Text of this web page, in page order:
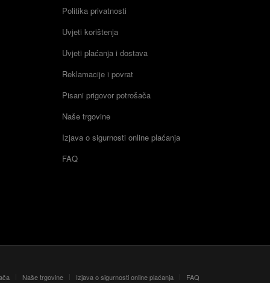
Politika privatnosti
Uvjeti korištenja
Uvjeti plaćanja i dostava
Reklamacije i povrat
Pisani prigovor potrošača
Naše trgovine
Izjava o sigurnosti online plaćanja
FAQ
Naše trgovine Izjava o sigurnosti online plaćanja FAQ